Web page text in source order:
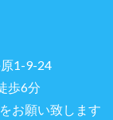
1-9-24
歩6分
お願い致します